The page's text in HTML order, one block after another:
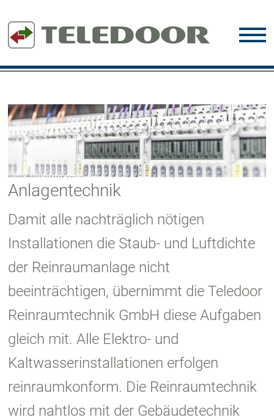
Anlagentechnik
Damit alle nachträglich nötigen
Installationen die Staub- und Luftdichte
der Reinraumanlage nicht
beeinträchtigen, übernimmt die Teledoor
Reinraumtechnik GmbH diese Aufgaben
gleich mit. Alle Elektro- und
Kaltwasserinstallationen erfolgen
reinraumkonform. Die Reinraumtechnik
wird nahtlos mit der Gebäudetechnik